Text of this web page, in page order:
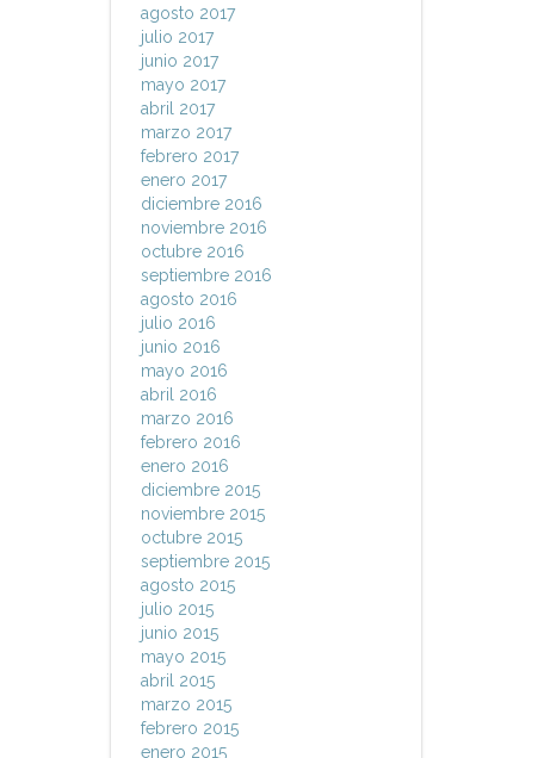
agosto 2017
julio 2017
junio 2017
mayo 2017
abril 2017
marzo 2017
febrero 2017
enero 2017
diciembre 2016
noviembre 2016
octubre 2016
septiembre 2016
agosto 2016
julio 2016
junio 2016
mayo 2016
abril 2016
marzo 2016
febrero 2016
enero 2016
diciembre 2015
noviembre 2015
octubre 2015
septiembre 2015
agosto 2015
julio 2015
junio 2015
mayo 2015
abril 2015
marzo 2015
febrero 2015
enero 2015